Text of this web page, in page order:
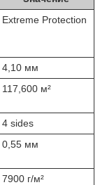
Extreme Protection
4,10 мм
117,600 м²
4 sides
0,55 мм
7900 г/м²